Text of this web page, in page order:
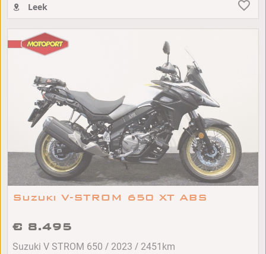
Leek
Suzuki V-STROM 650 XT ABS
€ 8.495
Suzuki V STROM 650 / 2023 / 2451km